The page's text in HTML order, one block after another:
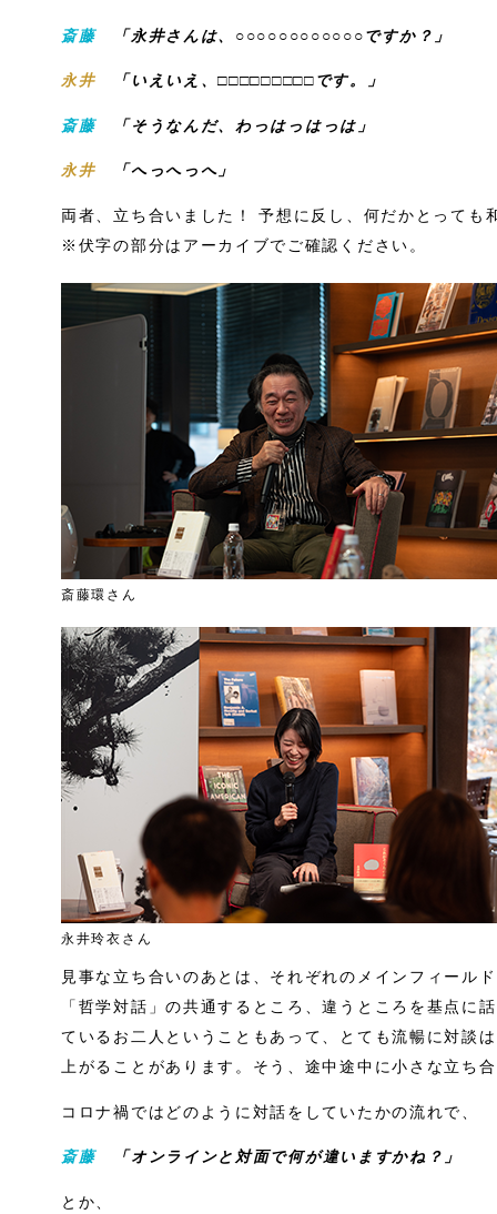
斎藤 「永井さんは、○○○○○○○○○○○○ですか？」
永井 「いえいえ、□□□□□□□□□です。」
斎藤 「そうなんだ、わっはっはっは」
永井 「へっへっへ」
両者、立ち合いました！ 予想に反し、何だかとっても
※伏字の部分はアーカイブでご確認ください。
斎藤環さん
永井玲衣さん
見事な立ち合いのあとは、それぞれのメインフィール
「哲学対話」の共通するところ、違うところを基点に
ているお二人ということもあって、とても流暢に対談
上がることがあります。そう、途中途中に小さな立ち
コロナ禍ではどのように対話をしていたかの流れで、
斎藤 「オンラインと対面で何が違いますかね？」
とか、